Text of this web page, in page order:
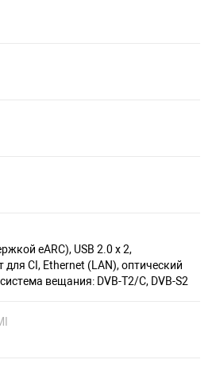
eARC), USB 2.0 х 2,
CI, Ethernet (LAN), оптический
вещания: DVB-T2/C, DVB-S2